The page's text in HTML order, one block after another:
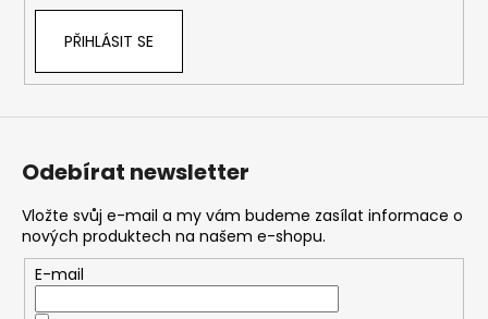
PŘIHLÁSIT SE
Odebírat newsletter
Vložte svůj e-mail a my vám budeme zasílat informace o
nových produktech na našem e-shopu.
E-mail